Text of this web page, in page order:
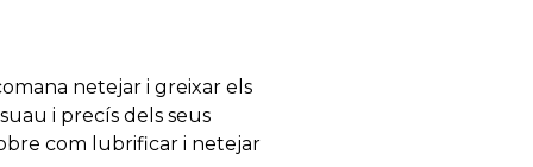
netejar i greixar els
i precís dels seus
com lubrificar i netejar